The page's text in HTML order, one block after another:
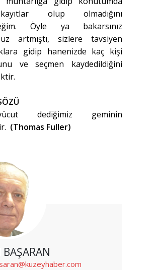
olup olmadığını
Öyle ya bakarsınız
artmıştı, sizlere tavsiyen
gidip hanenizde kaç kişi
ve seçmen kaydedildiğini
dediğimiz geminin
(Thomas Fuller)